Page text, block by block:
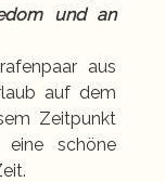
und an
aus
auf dem
Zeitpunkt
eine schöne